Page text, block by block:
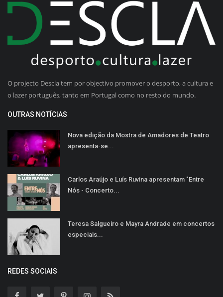
O projecto Descla tem por objectivo promover o desporto, a cultura e
o lazer português, tanto em Portugal como no resto do mundo.
OUTRAS NOTÍCIAS
Nova edição da Mostra de Amadores de Teatro
apresenta-se...
Carlos Araújo e Luís Ruvina apresentam "Entre
Nós - Concerto...
Teresa Salgueiro e Mayra Andrade em concertos
especiais...
REDES SOCIAIS